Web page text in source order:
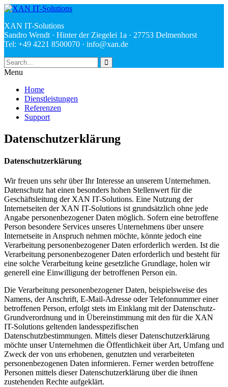
XAN IT-Solutions
Sandro Wendt · Hinter der Ziegelei 1a · 27753 Delmenhorst
Tel: +49 4221 8500070 · ed.nax@ofni
Menu
Home
Dienstleistungen
Referenzen
Support
Datenschutzerklärung
Datenschutzerklärung
Wir freuen uns sehr über Ihr Interesse an unserem Unternehmen.
Datenschutz hat einen besonders hohen Stellenwert für die
Geschäftsleitung der XAN IT-Solutions. Eine Nutzung der
Internetseiten der XAN IT-Solutions ist grundsätzlich ohne jede
Angabe personenbezogener Daten möglich. Sofern eine betroffene
Person besondere Services unseres Unternehmens über unsere
Internetseite in Anspruch nehmen möchte, könnte jedoch eine
Verarbeitung personenbezogener Daten erforderlich werden. Ist die
Verarbeitung personenbezogener Daten erforderlich und besteht für
eine solche Verarbeitung keine gesetzliche Grundlage, holen wir
generell eine Einwilligung der betroffenen Person ein.
Die Verarbeitung personenbezogener Daten, beispielsweise des
Namens, der Anschrift, E-Mail-Adresse oder Telefonnummer einer
betroffenen Person, erfolgt stets im Einklang mit der Datenschutz-
Grundverordnung und in Übereinstimmung mit den für die XAN
IT-Solutions geltenden landesspezifischen
Datenschutzbestimmungen. Mittels dieser Datenschutzerklärung
möchte unser Unternehmen die Öffentlichkeit über Art, Umfang und
Zweck der von uns erhobenen, genutzten und verarbeiteten
personenbezogenen Daten informieren. Ferner werden betroffene
Personen mittels dieser Datenschutzerklärung über die ihnen
zustehenden Rechte aufgeklärt.